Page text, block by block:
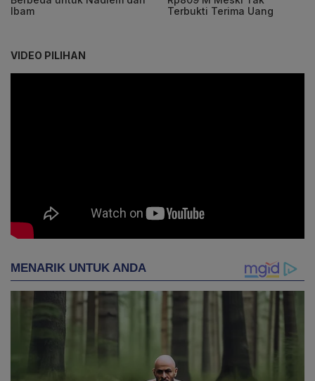
Ibam
Terbukti Terima Uang
VIDEO PILIHAN